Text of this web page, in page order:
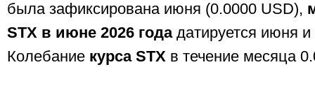
была зафиксирована июня (0.0000 USD),
STX в июне 2026 годадатируется июня и
Колебание курса STX в течение месяца